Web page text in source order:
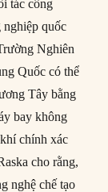
tác công
nghiệp quốc
Nghiên
Quốc có thể
Tây bằng
bay không
chính xác
cho rằng,
nghệ chế tạo